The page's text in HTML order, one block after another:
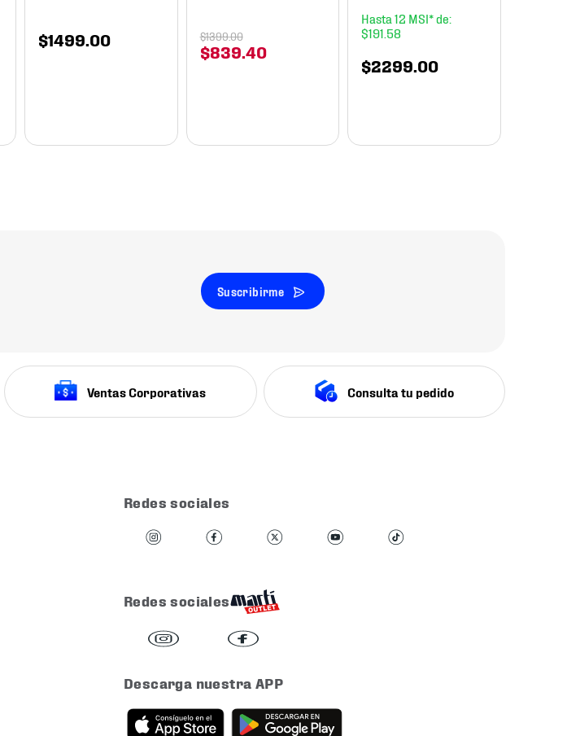
$1499 00
$839 40
$1399.00
12
$191 58
$2299 00
Suscribirme
Ventas Corporativas Consulta tu pedido
Redes sociales
Redes sociales
Descarga nuestra APP